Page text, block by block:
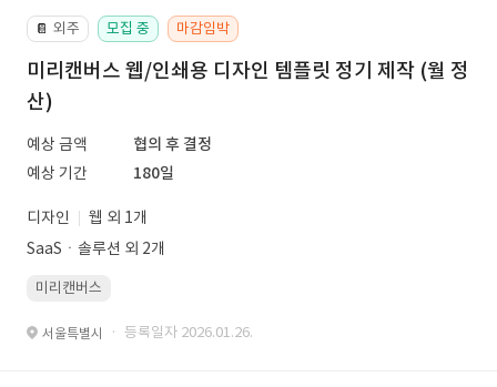
📔 외주 모집 중 마감임박
미리캔버스 웹/인쇄용 디자인 템플릿 정기 제작 (월 정
산)
예상 금액
협의 후 결정
예상 기간
180일
디자인
웹 외 1개
SaaSㆍ솔루션 외 2개
미리캔버스
서울특별시 · 등록일자 2026.01.26.